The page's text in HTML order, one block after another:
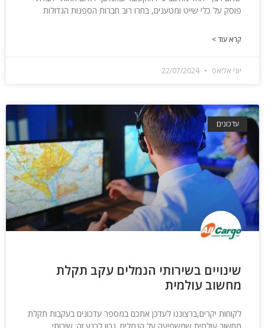
פוסק על כלי שייט ומטענים, בחרו רוב חברות הספנות הגדולות
קרא עוד >
יוני אליאס
עדכונים
שינויים בשירותי הנמלים עקב תקלת
מחשוב עולמית
לקוחות יקרים,ברצוננו לעדכן אתכם במספר עדכונים בעקבות תקלת